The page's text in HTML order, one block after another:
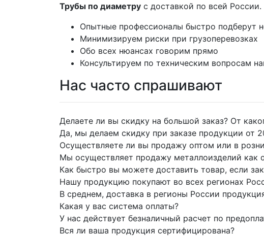
Трубы по диаметру с доставкой по всей России.
Опытные профессионалы быстро подберут
Минимизируем риски при грузоперевозках
Обо всех нюансах говорим прямо
Консультируем по техническим вопросам
Нас часто спрашивают
Делаете ли вы скидку на большой заказ? От
Да, мы делаем скидку при заказе продукции от
Осуществляете ли вы продажу оптом или в
Мы осуществляет продажу металлоизделий как
Как быстро вы можете доставить товар, если
Нашу продукцию покупают во всех регионах
В среднем, доставка в регионы России
Какая у вас система оплаты?
У нас действует безналичный расчет по
Вся ли ваша продукция сертифицирована?